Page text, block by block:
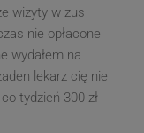
wizyty w zus
nie opłacone
wydałem na
lekarz cię nie
tydzień 300 zł